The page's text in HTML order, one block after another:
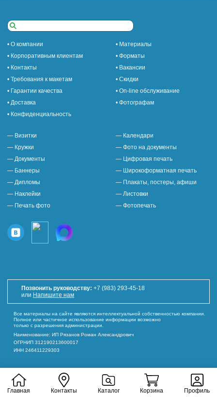
• О компании
• Материалы
• Корпоративным клиентам
• Форматы
• Контакты
• Вакансии
• Требования к макетам
• Скидки
• Гарантии качества
• On-line обслуживание
• Доставка
• Фотографам
• Конфиденциальность
— Визитки
— Календари
— Кружки
— Фото на документы
— Документы
— Цифровая печать
— Баннеры
— Широкоформатная печать
— Дипломы
— Плакаты, постеры, афиши
— Наклейки
— Листовки
— Печать фото
— Фотопечать
Позвонить руководству: +7 (983) 293-45-18
или Напишите нам
Все материалы на сайте являются интеллектуальной собственностью компании.
Полное или частичное использование информации возможно
только с разрешения администрации.
Наименование: ИП Рязанов Роман Александрович
ОГРНИП 312190213600017
ИНН 246411229303
Главная Контакты Каталог Корзина Профиль